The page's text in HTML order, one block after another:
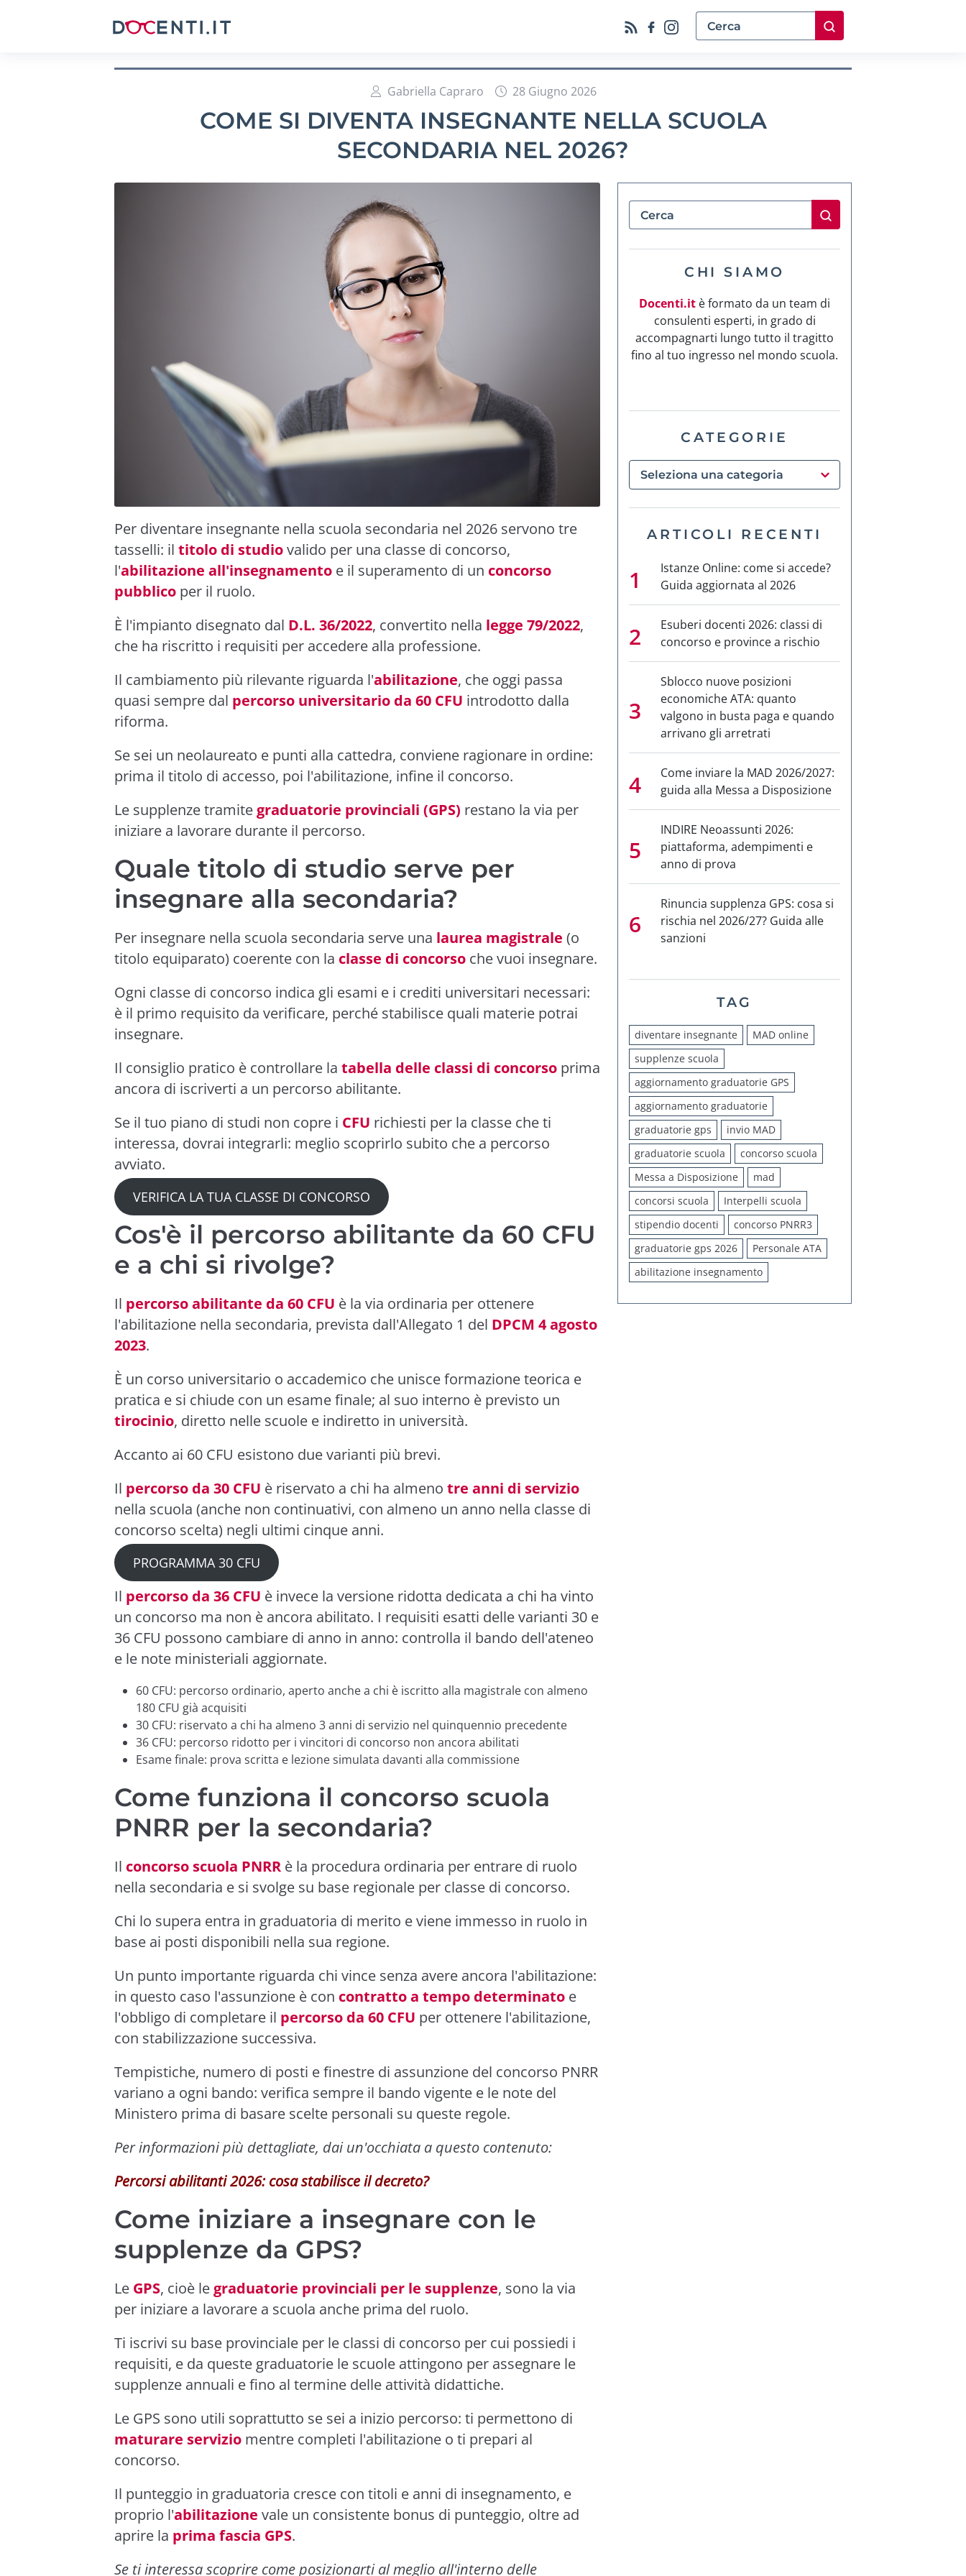
Gabriella Capraro 28 Giugno 2026
COME SI DIVENTA INSEGNANTE NELLA SCUOLA
SECONDARIA NEL 2026?
Per diventare insegnante nella scuola secondaria nel 2026 servono tre
tasselli: il titolo di studiovalido per una classe di concorso,
l'abilitazione all'insegnamento e il superamento di un concorso
pubblico per il ruolo.
È l'impianto disegnato dal D.L. 36/2022, convertito nella legge 79/2022,
che ha riscritto i requisiti per accedere alla professione.
Il cambiamento più rilevante riguarda l'abilitazione, che oggi passa
quasi sempre dal percorso universitario da 60 CFU introdotto dalla
riforma.
Se sei un neolaureato e punti alla cattedra, conviene ragionare in ordine:
prima il titolo di accesso, poi l'abilitazione, infine il concorso.
Le supplenze tramite graduatorie provinciali (GPS) restano la via per
iniziare a lavorare durante il percorso.
Quale titolo di studio serve per
insegnare alla secondaria?
Per insegnare nella scuola secondaria serve una laurea magistrale (o
titolo equiparato) coerente con la classe di concorso che vuoi insegnare.
Ogni classe di concorso indica gli esami e i crediti universitari necessari:
è il primo requisito da verificare, perché stabilisce quali materie potrai
insegnare.
Il consiglio pratico è controllare la tabella delle classi di concorso prima
ancora di iscriverti a un percorso abilitante.
Se il tuo piano di studi non copre i CFU richiesti per la classe che ti
interessa, dovrai integrarli: meglio scoprirlo subito che a percorso
avviato.
VERIFICA LA TUA CLASSE DI CONCORSO
Cos'è il percorso abilitante da 60 CFU
e a chi si rivolge?
Il percorso abilitante da 60 CFU è la via ordinaria per ottenere
l'abilitazione nella secondaria, prevista dall'Allegato 1 del DPCM 4 agosto
2023.
È un corso universitario o accademico che unisce formazione teorica e
pratica e si chiude con un esame finale; al suo interno è previsto un
tirocinio, diretto nelle scuole e indiretto in università.
Accanto ai 60 CFU esistono due varianti più brevi.
Il percorso da 30 CFU è riservato a chi ha almeno tre anni di servizio
nella scuola (anche non continuativi, con almeno un anno nella classe di
concorso scelta) negli ultimi cinque anni.
PROGRAMMA 30 CFU
Il percorso da 36 CFU è invece la versione ridotta dedicata a chi ha vinto
un concorso ma non è ancora abilitato. I requisiti esatti delle varianti 30 e
36 CFU possono cambiare di anno in anno: controlla il bando dell'ateneo
e le note ministeriali aggiornate.
60 CFU: percorso ordinario, aperto anche a chi è iscritto alla magistrale con almeno
180 CFU già acquisiti
30 CFU: riservato a chi ha almeno 3 anni di servizio nel quinquennio precedente
36 CFU: percorso ridotto per i vincitori di concorso non ancora abilitati
Esame finale: prova scritta e lezione simulata davanti alla commissione
Come funziona il concorso scuola
PNRR per la secondaria?
Il concorso scuola PNRR è la procedura ordinaria per entrare di ruolo
nella secondaria e si svolge su base regionale per classe di concorso.
Chi lo supera entra in graduatoria di merito e viene immesso in ruolo in
base ai posti disponibili nella sua regione.
Un punto importante riguarda chi vince senza avere ancora l'abilitazione:
in questo caso l'assunzione è con contratto a tempo determinato e
l'obbligo di completare il percorso da 60 CFU per ottenere l'abilitazione,
con stabilizzazione successiva.
Tempistiche, numero di posti e finestre di assunzione del concorso PNRR
variano a ogni bando: verifica sempre il bando vigente e le note del
Ministero prima di basare scelte personali su queste regole.
Per informazioni più dettagliate, dai un'occhiata a questo contenuto:
Percorsi abilitanti 2026: cosa stabilisce il decreto?
Come iniziare a insegnare con le
supplenze da GPS?
Le GPS, cioè le graduatorie provinciali per le supplenze, sono la via
per iniziare a lavorare a scuola anche prima del ruolo.
Ti iscrivi su base provinciale per le classi di concorso per cui possiedi i
requisiti, e da queste graduatorie le scuole attingono per assegnare le
supplenze annuali e fino al termine delle attività didattiche.
Le GPS sono utili soprattutto se sei a inizio percorso: ti permettono di
maturare servizio mentre completi l'abilitazione o ti prepari al
concorso.
Il punteggio in graduatoria cresce con titoli e anni di insegnamento, e
proprio l'abilitazione vale un consistente bonus di punteggio, oltre ad
aprire la prima fascia GPS.
Se ti interessa scoprire come posizionarti al meglio all'interno delle
CHI SIAMO
Docenti.it è formato da un team di
consulenti esperti, in grado di
accompagnarti lungo tutto il tragitto
fino al tuo ingresso nel mondo scuola.
CATEGORIE
ARTICOLI RECENTI
Istanze Online: come si accede?
Guida aggiornata al 2026
Esuberi docenti 2026: classi di
concorso e province a rischio
Sblocco nuove posizioni
economiche ATA: quanto
valgono in busta paga e quando
arrivano gli arretrati
Come inviare la MAD 2026/2027:
guida alla Messa a Disposizione
INDIRE Neoassunti 2026:
piattaforma, adempimenti e
anno di prova
Rinuncia supplenza GPS: cosa si
rischia nel 2026/27? Guida alle
sanzioni
TAG
diventare insegnante
MAD online
supplenze scuola
aggiornamento graduatorie GPS
aggiornamento graduatorie
graduatorie gps
invio MAD
graduatorie scuola
concorso scuola
Messa a Disposizione
mad
concorsi scuola
Interpelli scuola
stipendio docenti
concorso PNRR3
graduatorie gps 2026
Personale ATA
abilitazione insegnamento